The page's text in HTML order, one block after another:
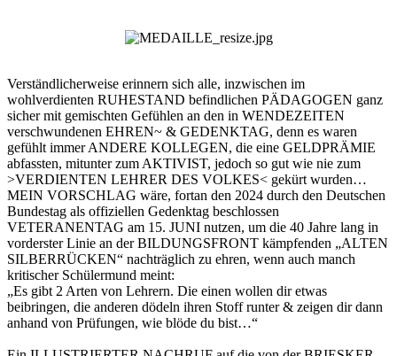
Verständlicherweise erinnern sich alle, inzwischen im
wohlverdienten RUHESTAND befindlichen PÄDAGOGEN ganz
sicher mit gemischten Gefühlen an den in WENDEZEITEN
verschwundenen EHREN~ & GEDENKTAG, denn es waren
gefühlt immer ANDERE KOLLEGEN, die eine GELDPRÄMIE
abfassten, mitunter zum AKTIVIST, jedoch so gut wie nie zum
>VERDIENTEN LEHRER DES VOLKES< gekürt wurden…
MEIN VORSCHLAG wäre, fortan den 2024 durch den Deutschen
Bundestag als offiziellen Gedenktag beschlossen
VETERANENTAG am 15. JUNI nutzen, um die 40 Jahre lang in
vorderster Linie an der BILDUNGSFRONT kämpfenden „ALTEN
SILBERRÜCKEN“ nachträglich zu ehren, wenn auch manch
kritischer Schülermund meint:
„Es gibt 2 Arten von Lehrern. Die einen wollen dir etwas
beibringen, die anderen dödeln ihren Stoff runter & zeigen dir dann
anhand von Prüfungen, wie blöde du bist…“